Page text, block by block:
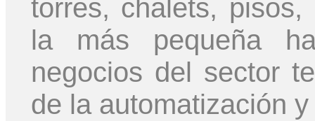
torres, chalets,
la más pequeña
negocios del sector
de la automatización